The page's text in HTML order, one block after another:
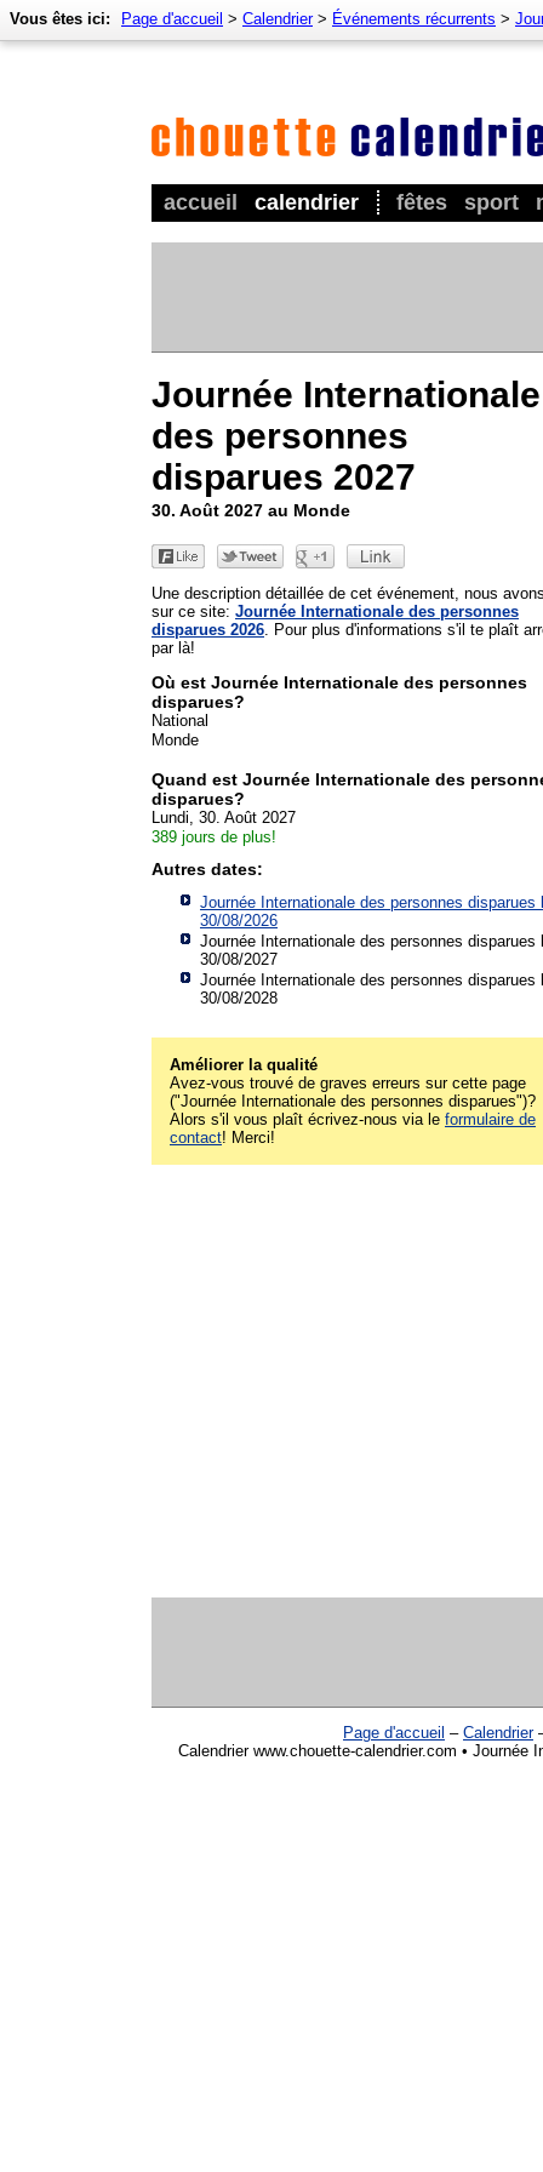
accueil calendrier fêtes sport
Vous êtes ici: Page d'accueil > Calendrier> Événements récurrents >
Journée Internationale
des personnes
disparues 2027
30. Août 2027 au Monde
Une description détaillée de cet événement, nous
sur ce site: Journée Internationale des personnes
disparues 2026 . Pour plus d'informations s'il te plaît
par là!
Où est Journée Internationale des personnes
disparues?
National
Monde
Quand est Journée Internationale des
disparues?
Lundi, 30. Août 2027
389 jours de plus!
Autres dates:
Journée Internationale des personnes disparues
30/08/2026
Journée Internationale des personnes disparues
30/08/2027
Journée Internationale des personnes disparues
30/08/2028
Améliorer la qualité
Avez-vous trouvé de graves erreurs sur cette page
("Journée Internationale des personnes disparues")?
Alors s'il vous plaît écrivez-nous via le formulaire de
contact! Merci!
Page d'accueil – Calendrier
Calendrier www.chouette-calendrier.com •